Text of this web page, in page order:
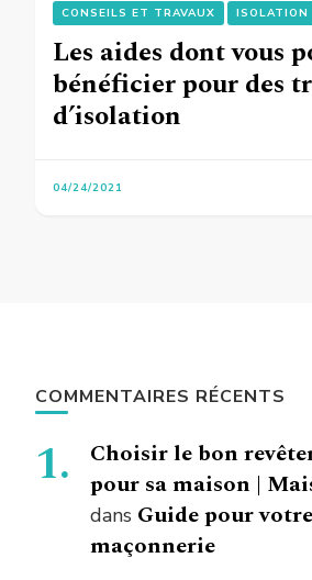
CONSEILS ET TRAVAUX ISOLATION
Les aides dont vous
bénéficier pour des
d’isolation
04/24/2021
COMMENTAIRES RÉCENTS
Choisir le bon
pour sa maison |
dans Guide pour
maçonnerie